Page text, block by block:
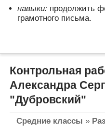
навыки: продолжить
грамотного письма.
Контрольная
Александра
"Дубровский"
Средние классы »